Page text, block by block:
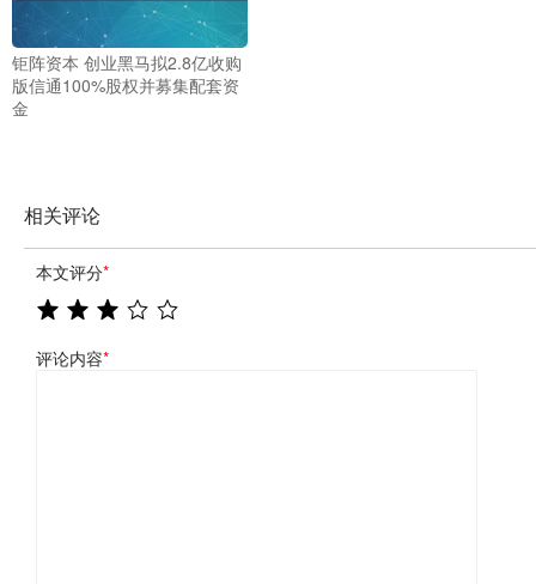
钜阵资本 创业黑马拟2.8亿收购
版信通100%股权并募集配套资
金
相关评论
本文评分*
评论内容*